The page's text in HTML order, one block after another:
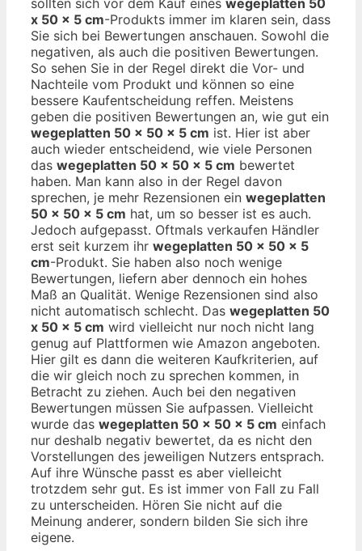
sollten sich vor dem Kauf eines wegeplatten 50
x 50 x 5 cm-Produkts immer im klaren sein, dass
Sie sich bei Bewertungen anschauen. Sowohl die
negativen, als auch die positiven Bewertungen.
So sehen Sie in der Regel direkt die Vor- und
Nachteile vom Produkt und können so eine
bessere Kaufentscheidung reffen. Meistens
geben die positiven Bewertungen an, wie gut ein
wegeplatten 50 x 50 x 5 cm ist. Hier ist aber
auch wieder entscheidend, wie viele Personen
das wegeplatten 50 x 50 x 5 cm bewertet
haben. Man kann also in der Regel davon
sprechen, je mehr Rezensionen ein wegeplatten
50 x 50 x 5 cm hat, um so besser ist es auch.
Jedoch aufgepasst. Oftmals verkaufen Händler
erst seit kurzem ihr wegeplatten 50 x 50 x 5
cm-Produkt. Sie haben also noch wenige
Bewertungen, liefern aber dennoch ein hohes
Maß an Qualität. Wenige Rezensionen sind also
nicht automatisch schlecht. Das wegeplatten 50
x 50 x 5 cm wird vielleicht nur noch nicht lang
genug auf Plattformen wie Amazon angeboten.
Hier gilt es dann die weiteren Kaufkriterien, auf
die wir gleich noch zu sprechen kommen, in
Betracht zu ziehen. Auch bei den negativen
Bewertungen müssen Sie aufpassen. Vielleicht
wurde das wegeplatten 50 x 50 x 5 cm einfach
nur deshalb negativ bewertet, da es nicht den
Vorstellungen des jeweiligen Nutzers entsprach.
Auf ihre Wünsche passt es aber vielleicht
trotzdem sehr gut. Es ist immer von Fall zu Fall
zu unterscheiden. Hören Sie nicht auf die
Meinung anderer, sondern bilden Sie sich ihre
eigene.